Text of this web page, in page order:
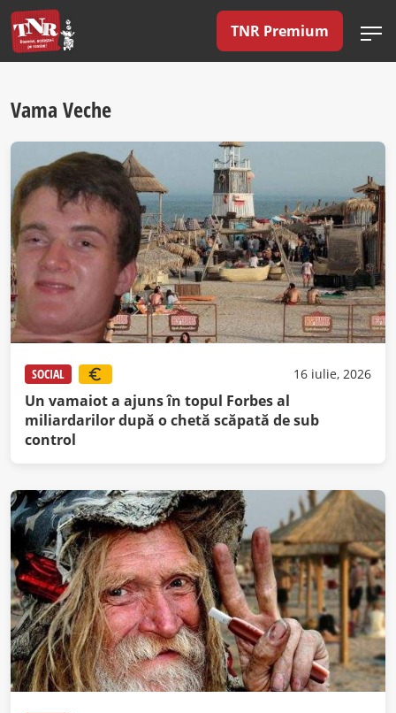
TNR Premium
Vama Veche
SOCIAL 16 iulie, 2026
Un vamaiot a ajuns în topul Forbes al
miliardarilor după o chetă scăpată de sub
control